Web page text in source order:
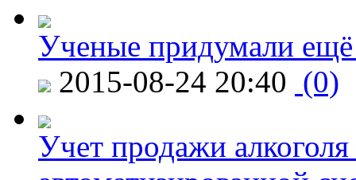
Ученые придумали ещё
2015-08-24 20:40 (0)
Учет продажи